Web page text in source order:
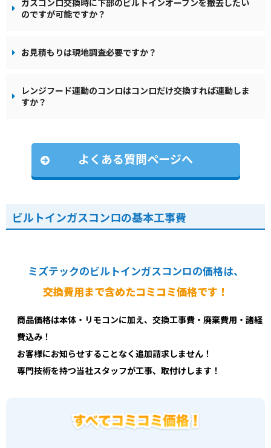
ガスコンロ交換時に下部のビルトインオーブンを撤去したい
のですが可能ですか？
お見積もりは現地調査必要ですか？
レンジフード連動のコンロはコンロだけ交換すれば連動しま
すか？
よくある質問ページへ
ビルトインガスコンロの基本工事費
ミズテックのビルトインガスコンロの価格は、
交換費用まで含めたコミコミ価格です！
商品価格は本体・リモコンに加え、交換工事費・廃棄費用・諸経
費込み！
お客様にお知らせすることなく追加請求しません！
専門技術を持つ当社スタッフが工事、取付けします！